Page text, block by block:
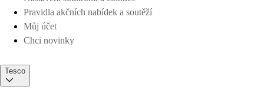
Pravidla akčních nabídek a soutěží
Můj účet
Chci novinky
Tesco